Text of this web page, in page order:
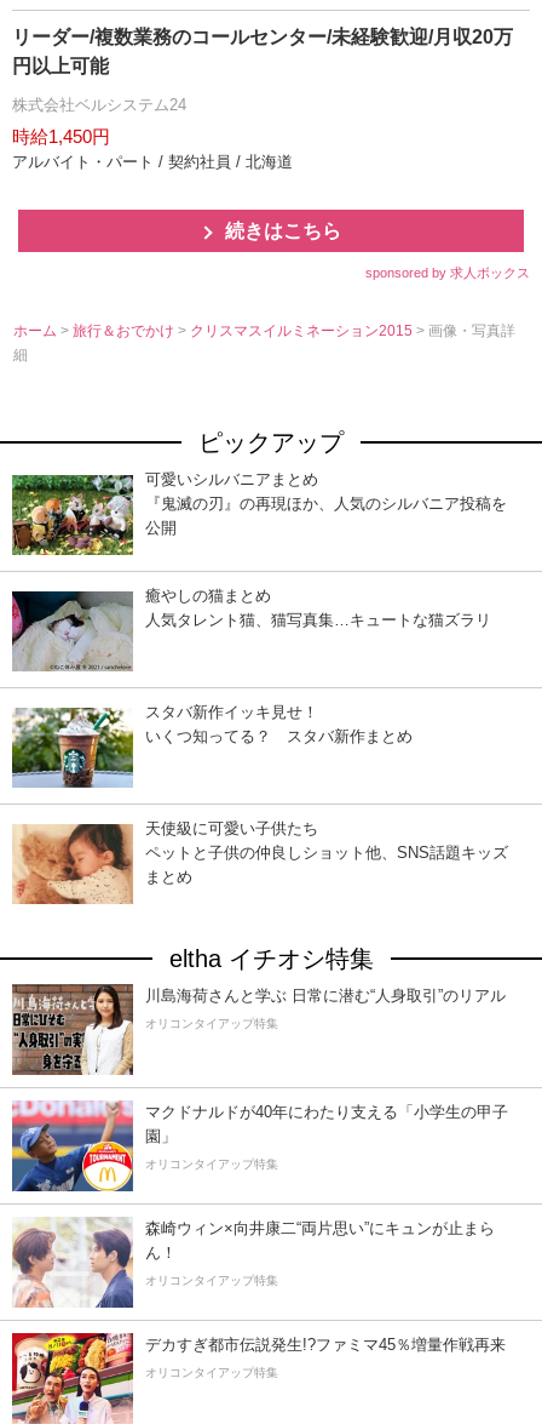
リーダー/複数業務のコールセンター/未経験歓迎/月収20万
円以上可能
株式会社ベルシステム24
時給1,450円
アルバイト・パート / 契約社員 / 北海道
続きはこちら
sponsored by 求人ボックス
ホーム >旅行＆おでかけ> クリスマスイルミネーション2015> 画像・写真詳
細
ピックアップ
可愛いシルバニアまとめ
『鬼滅の刃』の再現ほか、人気のシルバニア投稿を
公開
癒やしの猫まとめ
人気タレント猫、猫写真集…キュートな猫ズラリ
スタバ新作イッキ見せ！
いくつ知ってる？ スタバ新作まとめ
天使級に可愛い子供たち
ペットと子供の仲良しショット他、SNS話題キッズ
まとめ
eltha イチオシ特集
川島海荷さんと学ぶ 日常に潜む“人身取引”のリアル
オリコンタイアップ特集
マクドナルドが40年にわたり支える「小学生の甲子
園」
オリコンタイアップ特集
森崎ウィン×向井康二“両片思い”にキュンが止まら
ん！
オリコンタイアップ特集
デカすぎ都市伝説発生!?ファミマ45％増量作戦再来
オリコンタイアップ特集